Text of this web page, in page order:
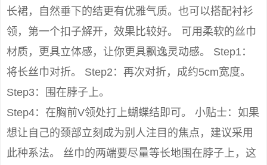
长裙，自然垂下的结更有优雅气质。也可以搭配衬衫
领，第一个扣子解开，效果比较好。 可用柔软的丝巾
材质，更具立体感，让你更具飘逸灵动感。 Step1：
将长丝巾对折。 Step2：再次对折，成约5cm宽度。
Step3：围在脖子上。
Step4：在胸前V领处打上蝴蝶结即可。 小贴士：如果
想让自己的颈部立刻成为别人注目的焦点，建议采用
此种系法。 丝巾的两端要尽量等长地围在脖子上，这